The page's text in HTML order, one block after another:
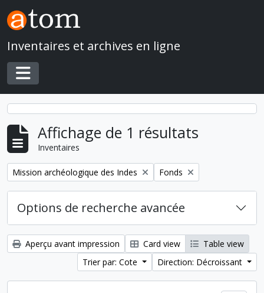
Skip to main content
Inventaires et archives en ligne
Toggle navigation
Affichage de 1 résultats
Inventaires
Remove filter:
Mission archéologique des Indes Remove filter:
Fonds
Options de recherche avancée
Aperçu avant impression Card view
Table view
Trier par: Cote
Direction: Décroissant